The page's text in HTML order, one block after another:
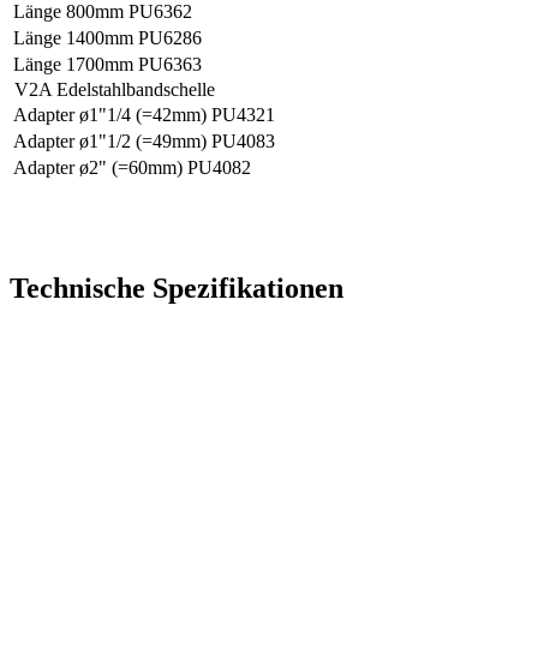
Länge 800mm PU6362
Länge 1400mm PU6286
Länge 1700mm PU6363
V2A Edelstahlbandschelle
Adapter ø1"1/4 (=42mm) PU4321
Adapter ø1"1/2 (=49mm) PU4083
Adapter ø2" (=60mm) PU4082
Technische Spezifikationen